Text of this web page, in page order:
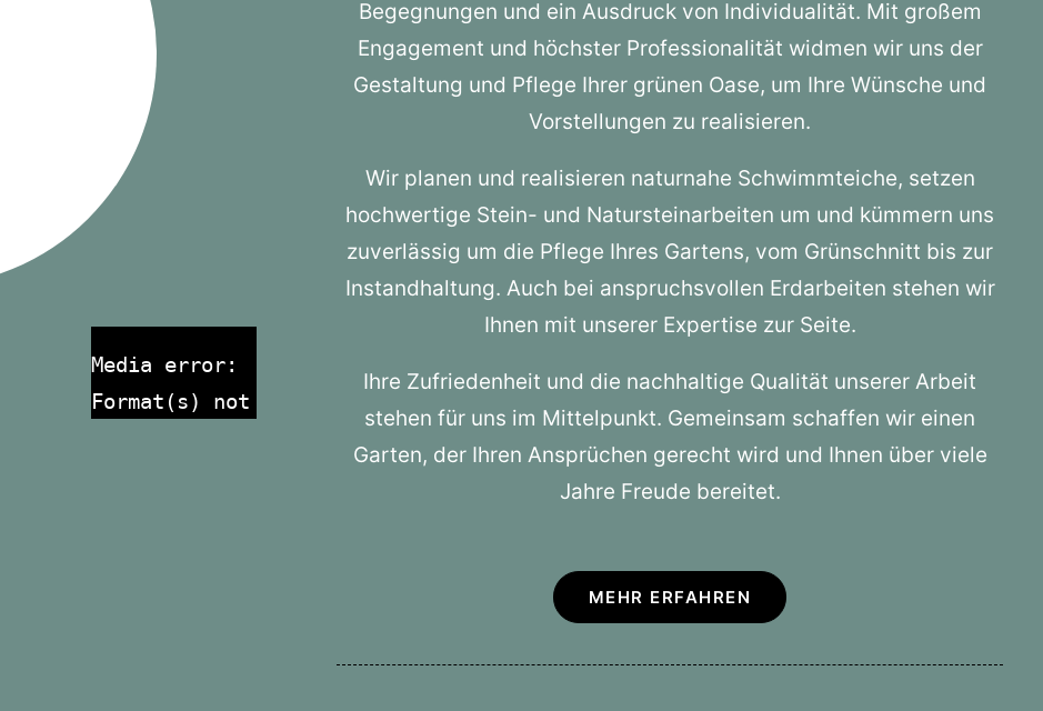
Media error:
Format(s) not
Begegnungen und ein Ausdruck von Individualität. Mit großem
Engagement und höchster Professionalität widmen wir uns der
Gestaltung und Pflege Ihrer grünen Oase, um Ihre Wünsche und
Vorstellungen zu realisieren.
Wir planen und realisieren naturnahe Schwimmteiche, setzen
hochwertige Stein- und Natursteinarbeiten um und kümmern uns
zuverlässig um die Pflege Ihres Gartens, vom Grünschnitt bis zur
Instandhaltung. Auch bei anspruchsvollen Erdarbeiten stehen wir
Ihnen mit unserer Expertise zur Seite.
Ihre Zufriedenheit und die nachhaltige Qualität unserer Arbeit
stehen für uns im Mittelpunkt. Gemeinsam schaffen wir einen
Garten, der Ihren Ansprüchen gerecht wird und Ihnen über viele
Jahre Freude bereitet.
MEHR ERFAHREN